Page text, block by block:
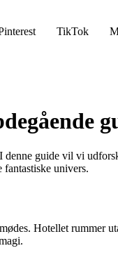
TikTok
guide vil vi
fantastiske univers.
Hotellet rummer